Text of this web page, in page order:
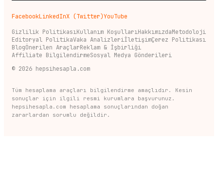
FacebookLinkedInX (Twitter)YouTube
Gizlilik PolitikasıKullanım KoşullarıHakkımızdaMetodoloji
Editoryal PolitikaVaka AnalizleriİletişimÇerez Politikası
BlogÖnerilen AraçlarReklam & İşbirliği
Affiliate BilgilendirmeSosyal Medya Gönderileri
© 2026 hepsihesapla.com
Tüm hesaplama araçları bilgilendirme amaçlıdır. Kesin
sonuçlar için ilgili resmi kurumlara başvurunuz.
hepsihesapla.com hesaplama sonuçlarından doğan
zararlardan sorumlu değildir.